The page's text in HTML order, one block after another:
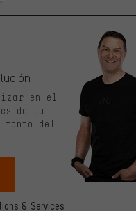
& Services
en el
de tu
del